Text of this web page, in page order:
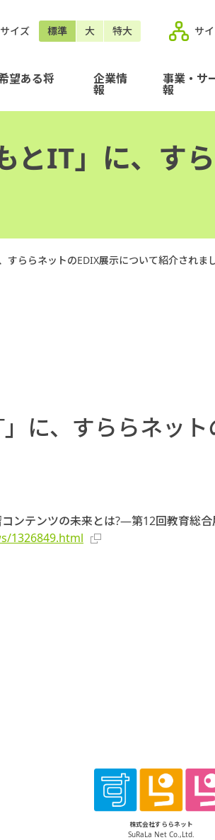
イズ 標準 大 特大 サ
望ある将 企業情
報
事業・サ
報
とIT」に、す
ららネットのEDIX展示について紹介されまし
に、すららネッ
ンテンツの未来とは?―第12回教育総
1326849.html
株式会社すららネット
SuRaLa Net Co.,Ltd.